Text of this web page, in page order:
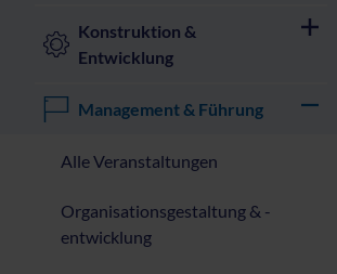
Konstruktion &
Entwicklung
Management & Führung
Alle Veranstaltungen
Organisationsgestaltung & -
entwicklung